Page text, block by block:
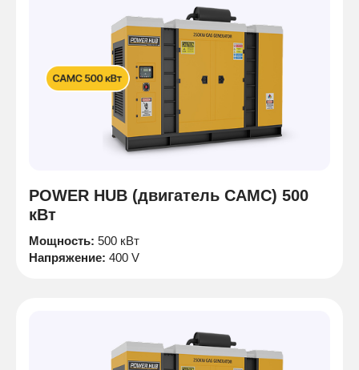
POWER HUB (двигатель CAMC) 500
кВт
Мощность: 500 кВт
Напряжение: 400 V